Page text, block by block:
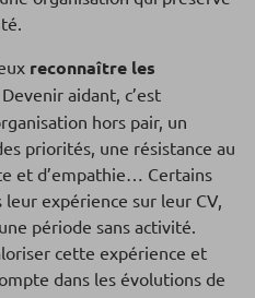
reconnaître les
Devenir aidant, c’est
hors pair, un
priorités, une résistance au
et d’empathie… Certains
expérience sur leur CV,
période sans activité.
cette expérience et
dans les évolutions de